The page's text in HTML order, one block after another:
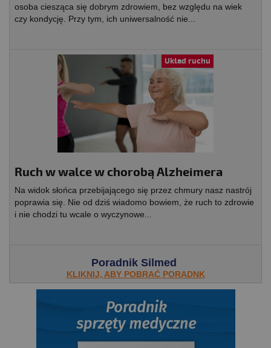
osoba ciesząca się dobrym zdrowiem, bez względu na wiek
czy kondycję. Przy tym, ich uniwersalność nie...
Układ ruchu
Ruch w walce w chorobą Alzheimera
Na widok słońca przebijającego się przez chmury nasz nastrój
poprawia się. Nie od dziś wiadomo bowiem, że ruch to zdrowie
i nie chodzi tu wcale o wyczynowe...
Poradnik Silmed
KLIKNIJ, ABY POBRAĆ PORADNK